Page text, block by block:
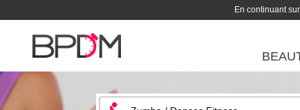
En continuant